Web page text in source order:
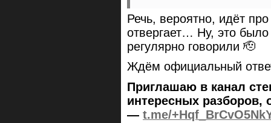
Речь, вероятно, идёт
отвергает… Ну, это
регулярно говорили 🫡
Ждём официальный
Приглашаю в канал
интересных разборов,
— t.me/